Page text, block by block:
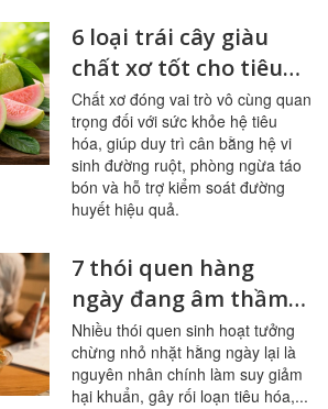
6 loại trái cây giàu
chất xơ tốt cho tiêu
hóa, đường huyết
Chất xơ đóng vai trò vô cùng quan
trọng đối với sức khỏe hệ tiêu
hóa, giúp duy trì cân bằng hệ vi
sinh đường ruột, phòng ngừa táo
bón và hỗ trợ kiểm soát đường
huyết hiệu quả.
7 thói quen hàng
ngày đang âm thầm
tàn phá đường ruột
Nhiều thói quen sinh hoạt tưởng
chừng nhỏ nhặt hằng ngày lại là
nguyên nhân chính làm suy giảm
hại khuẩn, gây rối loạn tiêu hóa,...